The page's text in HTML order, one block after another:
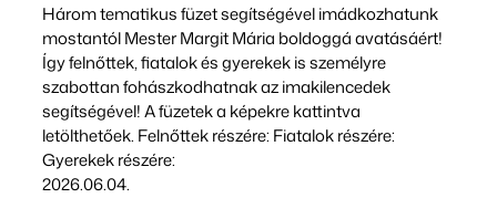
Három tematikus füzet segítségével imádkozhatunk
mostantól Mester Margit Mária boldoggá avatásáért!
Így felnőttek, fiatalok és gyerekek is személyre
szabottan fohászkodhatnak az imakilencedek
segítségével! A füzetek a képekre kattintva
letölthetőek. Felnőttek részére: Fiatalok részére:
Gyerekek részére:
2026.06.04.